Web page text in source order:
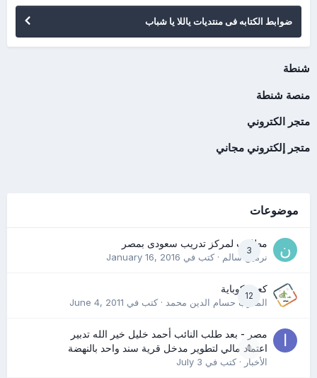
ضوابط الكتابه فى منتديات ياللا يا شباب
شنطة
منصة شنطة
متجر الكتروني
متجر إلكتروني مجاني
موضوعات
3
مطلوب لمركز تدريب سعودى بمصر
نرمين سالم· كتب في January 16, 2016
12
كعب كوباية
المدرب حسام الدين محمد· كتب في June 4, 2011
0
مصر - بعد طلب النائب أحمد خليل خير الله تدبير
اعتماد مالي لتطوير مدخل قرية سند واحد بالنهضة
الأخبار· كتب في July 3